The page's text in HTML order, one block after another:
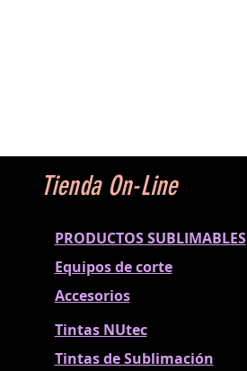
Tienda On-Line
PRODUCTOS SUBLIMABLES
Equipos de corte
Accesorios
Tintas NUtec
Tintas de Sublimación